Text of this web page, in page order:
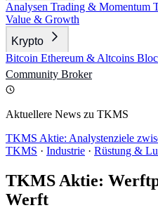
Analysen Trading & Momentum
Value & Growth
Krypto
Bitcoin Ethereum & Altcoins
Community Broker
Aktuellere News zu TKMS
TKMS Aktie: Analystenziele
TKMS · Industrie · Rüstung &
TKMS Aktie:
Werft